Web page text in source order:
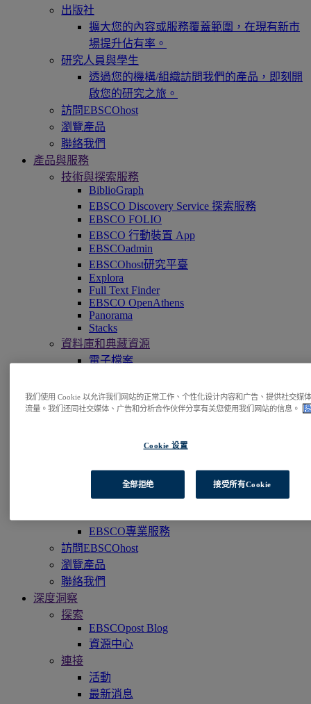
出版社
擴大您的內容或服務覆蓋範圍，在現有新市
場提升佔有率。
研究人員與學生
透過您的機構/組織訪問我們的產品，即刻開
啟您的研究之旅。
訪問EBSCOhost
瀏覽產品
聯絡我們
產品與服務
技術與探索服務
BiblioGraph
EBSCO Discovery Service 探索服務
EBSCO FOLIO
EBSCO 行動裝置 App
EBSCOadmin
EBSCOhost研究平臺
Explora
Full Text Finder
EBSCO OpenAthens
Panorama
Stacks
資料庫和典藏資源
電子檔案
研究型資料庫
臨床決策支援
期刊、套裝電子資源以及雜誌
書籍和電子書館藏
EBSCO eBooks
EBSCOhost Collection Manager
EBSCO專業服務
訪問EBSCOhost
瀏覽產品
聯絡我們
深度洞察
探索
EBSCOpost Blog
資源中心
連接
活動
最新消息
我们使用 Cookie 以允许我们网站的正常工作、个性化设计内容和广告、提供社交媒
流量。我们还同社交媒体、广告和分析合作伙伴分享有关您使用我们网站的信息。
Cookie 设置
全部拒绝 接受所有Cookie